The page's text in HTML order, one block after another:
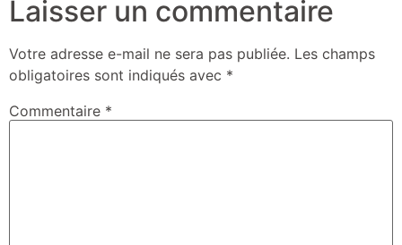
Laisser un commentaire
Votre adresse e-mail ne sera pas publiée. Les champs
obligatoires sont indiqués avec *
Commentaire *